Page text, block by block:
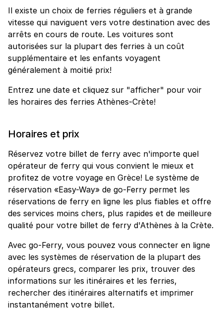
Il existe un choix de ferries réguliers et à grande
vitesse qui naviguent vers votre destination avec des
arrêts en cours de route. Les voitures sont
autorisées sur la plupart des ferries à un coût
supplémentaire et les enfants voyagent
généralement à moitié prix!
Entrez une date et cliquez sur "afficher" pour voir
les horaires des ferries Athènes-Crète!
Horaires et prix
Réservez votre billet de ferry avec n'importe quel
opérateur de ferry qui vous convient le mieux et
profitez de votre voyage en Grèce! Le système de
réservation «Easy-Way» de go-Ferry permet les
réservations de ferry en ligne les plus fiables et offre
des services moins chers, plus rapides et de meilleure
qualité pour votre billet de ferry d'Athènes à la Crète.
Avec go-Ferry, vous pouvez vous connecter en ligne
avec les systèmes de réservation de la plupart des
opérateurs grecs, comparer les prix, trouver des
informations sur les itinéraires et les ferries,
rechercher des itinéraires alternatifs et imprimer
instantanément votre billet.